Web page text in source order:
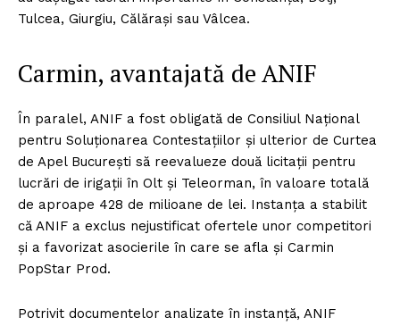
Tulcea, Giurgiu, Călărași sau Vâlcea.
Carmin, avantajată de ANIF
În paralel, ANIF a fost obligată de Consiliul Național
pentru Soluționarea Contestațiilor și ulterior de Curtea
de Apel București să reevalueze două licitații pentru
lucrări de irigații în Olt și Teleorman, în valoare totală
de aproape 428 de milioane de lei. Instanța a stabilit
că ANIF a exclus nejustificat ofertele unor competitori
și a favorizat asocierile în care se afla și Carmin
PopStar Prod.
Potrivit documentelor analizate în instanță, ANIF